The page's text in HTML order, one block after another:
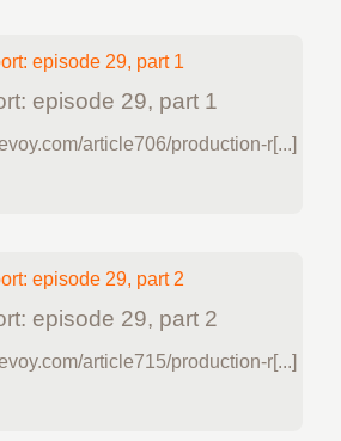
episode 29, part 1
article706/production-r[...]
episode 29, part 2
article715/production-r[...]